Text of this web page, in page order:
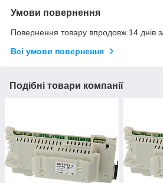
Умови повернення
Повернення товару впродовж 14 днів
Всі умови повернення
Подібні товари компанії